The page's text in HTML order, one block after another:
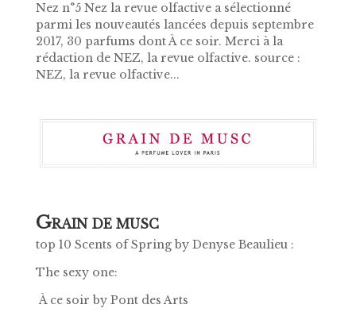
Nez n°5 Nez la revue olfactive a sélectionné
parmi les nouveautés lancées depuis septembre
2017, 30 parfums dont À ce soir. Merci à la
rédaction de NEZ, la revue olfactive. source :
NEZ, la revue olfactive...
GRAIN DE MUSC
top 10 Scents of Spring by Denyse Beaulieu :
The sexy one:
À ce soir by Pont des Arts